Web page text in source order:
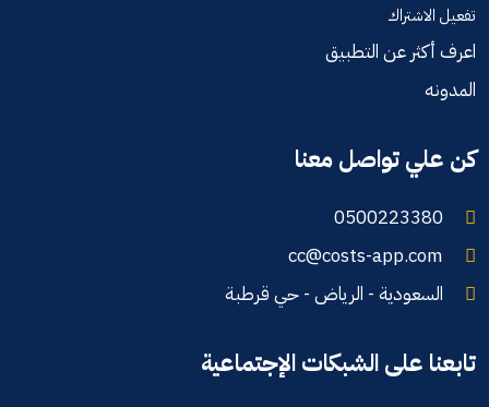
تفعيل الاشتراك
اعرف أكثر عن التطبيق
المدونه
كن علي تواصل معنا
السعودية - الرياض - حي قرطبة
تابعنا على الشبكات الإجتماعية